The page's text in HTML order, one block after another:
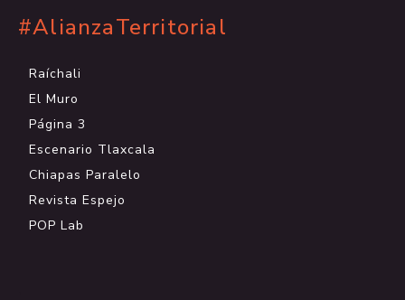
#AlianzaTerritorial
Raíchali
El Muro
Página 3
Escenario Tlaxcala
Chiapas Paralelo
Revista Espejo
POP Lab